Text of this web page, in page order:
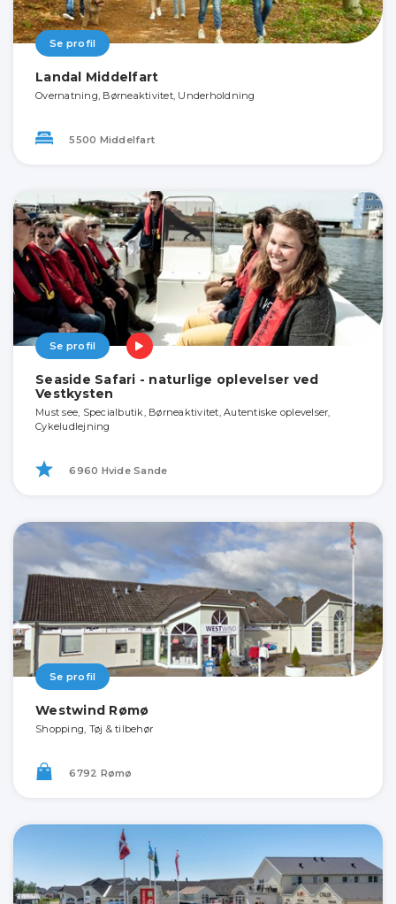
Se profil
Landal Middelfart
Overnatning, Børneaktivitet, Underholdning
5500 Middelfart
Se profil
Seaside Safari - naturlige oplevelser ved
Vestkysten
Must see, Specialbutik, Børneaktivitet, Autentiske oplevelser,
Cykeludlejning
6960 Hvide Sande
Se profil
Westwind Rømø
Shopping, Tøj & tilbehør
6792 Rømø